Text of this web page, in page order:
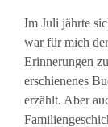
Im Juli jährte
war für mich
Erinnerungen
erschienenes
erzählt. Aber